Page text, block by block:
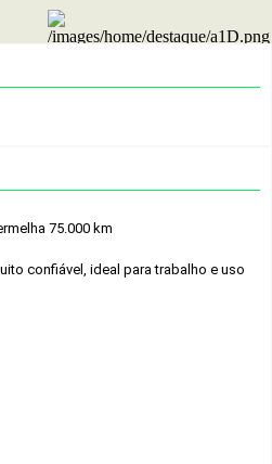
75.000 km
confiável, ideal para trabalho e uso